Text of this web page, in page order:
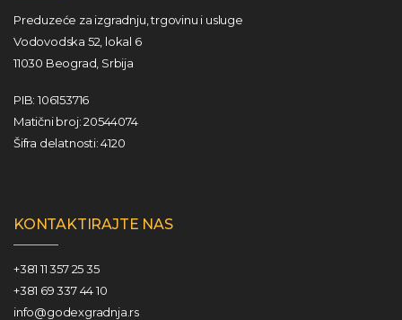
Preduzeće za izgradnju, trgovinu i usluge
Vodovodska 52, lokal 6
11030 Beograd, Srbija
PIB: 106153716
Matični broj: 20544074
Šifra delatnosti: 4120
KONTAKTIRAJTE NAS
+381 11 357 25 35
+381 69 337 44 10
info@godexgradnja.rs